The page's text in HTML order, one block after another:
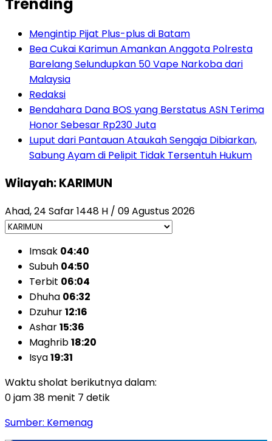
Mengintip Pijat Plus-plus di Batam
Bea Cukai Karimun Amankan Anggota Polresta
Barelang Selundupkan 50 Vape Narkoba dari
Malaysia
Redaksi
Bendahara Dana BOS yang Berstatus ASN Terima
Honor Sebesar Rp230 Juta
Luput dari Pantauan Ataukah Sengaja Dibiarkan,
Sabung Ayam di Pelipit Tidak Tersentuh Hukum
Wilayah: KARIMUN
Ahad, 24 Safar 1448 H / 09 Agustus 2026
Imsak 04:40
Subuh 04:50
Terbit 06:04
Dhuha 06:32
Dzuhur12:16
Ashar15:36
Maghrib18:20
Isya19:31
Waktu sholat berikutnya dalam:
0 jam 38 menit 6 detik
Sumber: Kemenag